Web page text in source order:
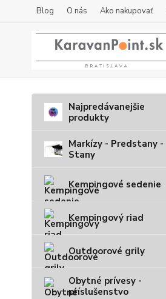
Blog O nás Ako nakupovať
Najpredávanejšie
produkty
Markízy - Predstany -
Stany
Kempingové sedenie
Kempingový riad
Outdoorové grily
Obytné prívesy -
príslušenstvo